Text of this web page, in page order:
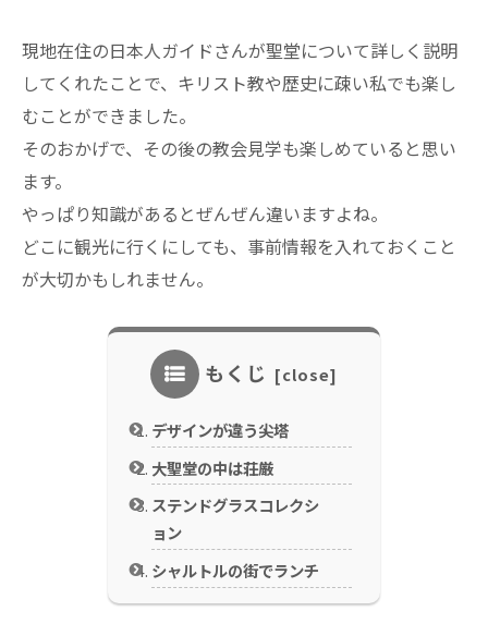
現地在住の日本人ガイドさんが聖堂について詳しく説明
してくれたことで、キリスト教や歴史に疎い私でも楽し
むことができました。
そのおかげで、その後の教会見学も楽しめていると思い
ます。
やっぱり知識があるとぜんぜん違いますよね。
どこに観光に行くにしても、事前情報を入れておくこと
が大切かもしれません。
もくじ
デザインが違う尖塔
大聖堂の中は荘厳
ステンドグラスコレクシ
ョン
シャルトルの街でランチ